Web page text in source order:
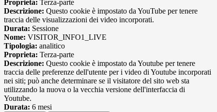
Proprieta: Terza-parte
Descrizione: Questo cookie è impostato da YouTube per tenere
traccia delle visualizzazioni dei video incorporati.
Durata: Sessione
Nome: VISITOR_INFO1_LIVE
Tipologia: analitico
Proprieta: Terza-parte
Descrizione: Questo cookie è impostato da Youtube per tenere
traccia delle preferenze dell'utente per i video di Youtube incorporati
nei siti; può anche determinare se il visitatore del sito web sta
utilizzando la nuova o la vecchia versione dell'interfaccia di
Youtube.
Durata: 6 mesi